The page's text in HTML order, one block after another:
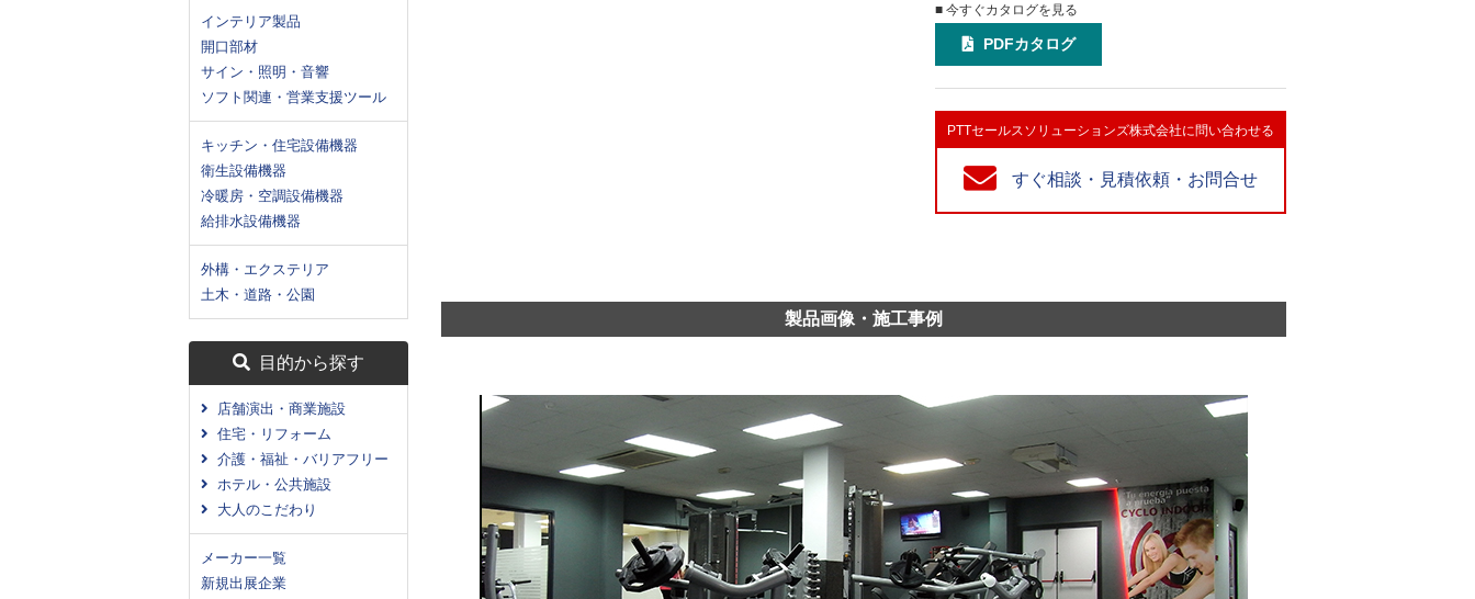
インテリア製品
開口部材
サイン・照明・音響
ソフト関連・営業支援ツール
キッチン・住宅設備機器
衛生設備機器
冷暖房・空調設備機器
給排水設備機器
外構・エクステリア
土木・道路・公園
目的から探す
店舗演出・商業施設
住宅・リフォーム
介護・福祉・バリアフリー
ホテル・公共施設
大人のこだわり
メーカー一覧
新規出展企業
■ 今すぐカタログを見る
PDFカタログ
PTTセールスソリューションズ株式会社に問い合わせる
すぐ相談・見積依頼・お問合せ
製品画像・施工事例